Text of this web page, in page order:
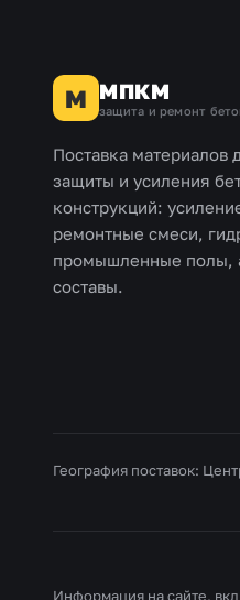
М МПКМ
защита и ремонт
Поставка материалов
защиты и усиления
конструкций:
ремонтные смеси,
промышленные полы,
составы.
География поставок:
Информация на сайте,